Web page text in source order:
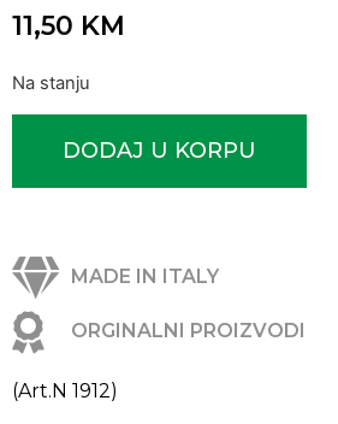
11,50 KM
Na stanju
DODAJ U KORPU
MADE IN ITALY
ORGINALNI PROIZVODI
(Art.N 1912)